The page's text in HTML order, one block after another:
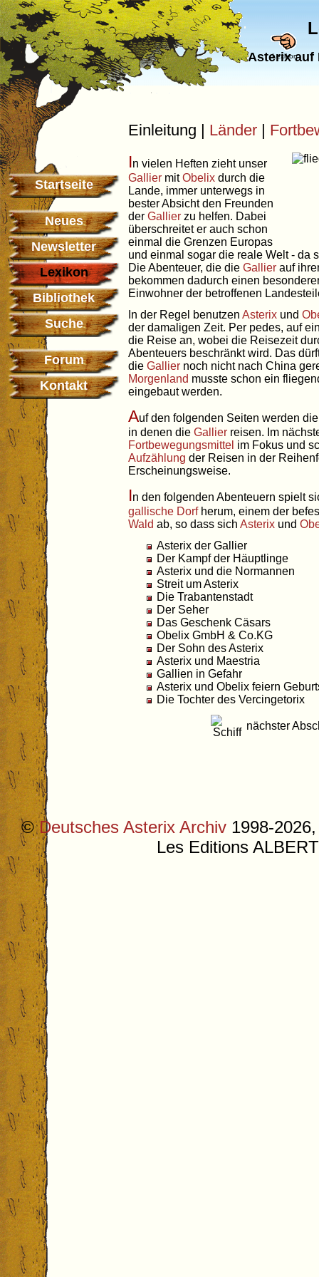
Lexikon
Asterix auf
Startseite
Neues
Newsletter
Lexikon
Bibliothek
Suche
Forum
Kontakt
Einleitung | Länder |
In vielen Heften zieht unser
Gallier mitObelix durch die
Lande, immer unterwegs in
bester Absicht den Freunden
der Gallier zu helfen. Dabei
überschreitet er auch schon
einmal die Grenzen Europas
und einmal sogar die reale Welt - da
Die Abenteuer, die die Gallier auf
bekommen dadurch einen
Einwohner der betroffenen
In der Regel benutzen Asterix und
der damaligen Zeit. Per pedes, auf
die Reise an, wobei die Reisezeit
Abenteuers beschränkt wird. Das
die Gallier noch nicht nach China
Morgenland musste schon ein
eingebaut werden.
Auf den folgenden Seiten werden
in denen die Gallier reisen. Im
Fortbewegungsmittel im Fokus und
Aufzählung der Reisen in der
Erscheinungsweise.
In den folgenden Abenteuern spielt
gallische Dorfherum, einem der
Wald ab, so dass sich Asterix und
Asterix der Gallier
Der Kampf der Häuptlinge
Asterix und die Normannen
Streit um Asterix
Die Trabantenstadt
Der Seher
Das Geschenk Cäsars
Obelix GmbH & Co.KG
Der Sohn des Asterix
Asterix und Maestria
Gallien in Gefahr
Asterix und Obelix feiern
Die Tochter des Vercingetorix
nächster
©Deutsches Asterix Archiv 1998-
Les Editions